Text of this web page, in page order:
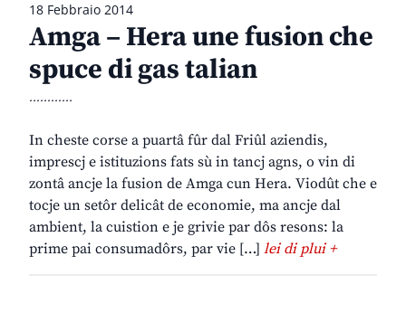
18 Febbraio 2014
Amga – Hera une fusion che
spuce di gas talian
............
In cheste corse a puartâ fûr dal Friûl aziendis,
imprescj e istituzions fats sù in tancj agns, o vin di
zontâ ancje la fusion de Amga cun Hera. Viodût che e
tocje un setôr delicât de economie, ma ancje dal
ambient, la cuistion e je grivie par dôs resons: la
prime pai consumadôrs, par vie […] lei di plui +